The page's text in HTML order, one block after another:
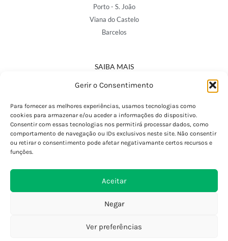
Gerir o Consentimento
Para fornecer as melhores experiências, usamos tecnologias como
cookies para armazenar e/ou aceder a informações do dispositivo.
Consentir com essas tecnologias nos permitirá processar dados, como
comportamento de navegação ou IDs exclusivos neste site. Não consentir
ou retirar o consentimento pode afetar negativamante certos recursos e
funções.
Aceitar
Negar
Ver preferências
Porto - S. João
Viana do Castelo
Barcelos
SAIBA MAIS
Política de Privacidade
Termos e Condições
Perguntas Frequentes
Custos de Envio
Encomendas Internacionais
Devoluções e Trocas